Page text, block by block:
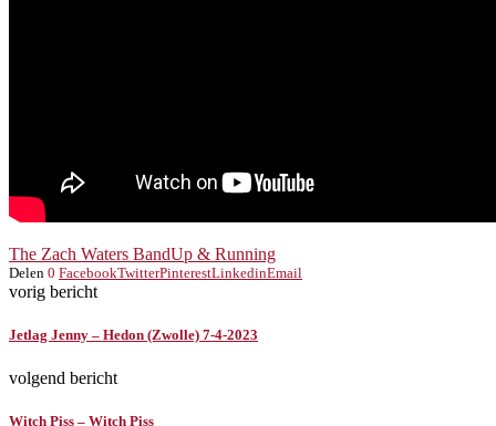
The Zach Waters BandUp & Running
Delen 0 FacebookTwitterPinterestLinkedinEmail
vorig bericht
Jetlag Jenny – Hedon (Zwolle) 7-4-2023
volgend bericht
Witch Piss – Witch Piss